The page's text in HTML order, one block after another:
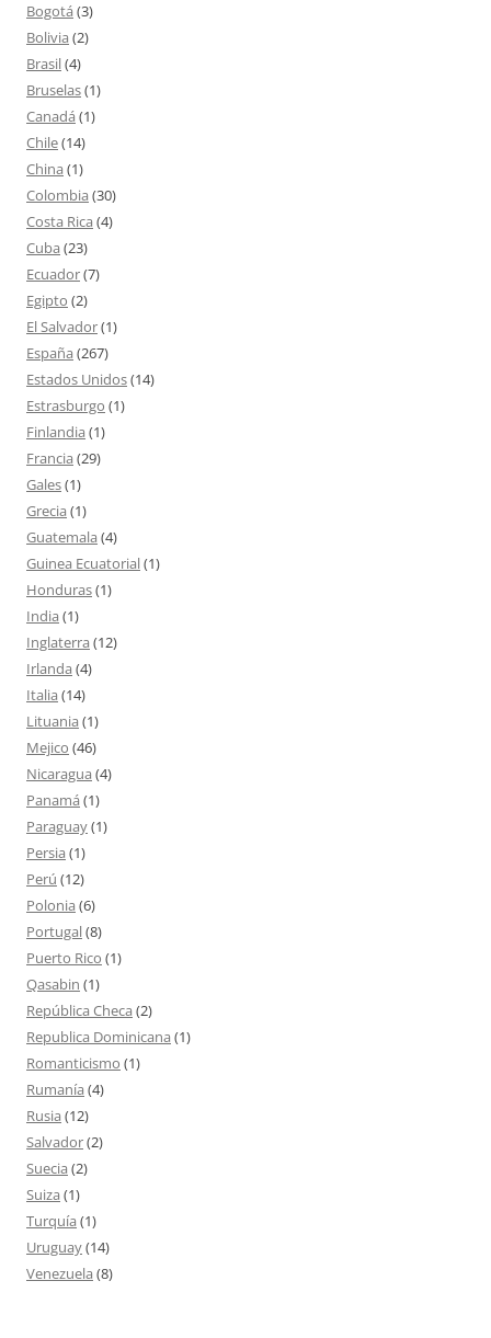
Bogotá (3)
Bolivia (2)
Brasil(4)
Bruselas(1)
Canadá (1)
Chile(14)
China (1)
Colombia (30)
Costa Rica (4)
Cuba (23)
Ecuador(7)
Egipto (2)
El Salvador(1)
España (267)
Estados Unidos(14)
Estrasburgo (1)
Finlandia (1)
Francia (29)
Gales(1)
Grecia (1)
Guatemala (4)
Guinea Ecuatorial(1)
Honduras(1)
India (1)
Inglaterra (12)
Irlanda (4)
Italia (14)
Lituania (1)
Mejico (46)
Nicaragua (4)
Panamá (1)
Paraguay(1)
Persia (1)
Perú (12)
Polonia (6)
Portugal(8)
Puerto Rico (1)
Qasabin (1)
República Checa (2)
Republica Dominicana (1)
Romanticismo (1)
Rumanía (4)
Rusia (12)
Salvador(2)
Suecia (2)
Suiza (1)
Turquía (1)
Uruguay(14)
Venezuela (8)